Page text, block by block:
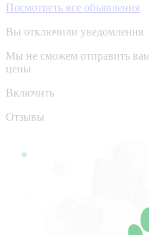
Посмотреть все объявления
Вы отключили уведомления
Мы не сможем отправить
цены
Включить
Отзывы